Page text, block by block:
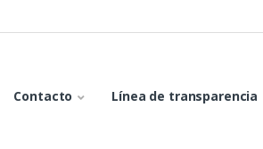
Contacto Línea de transparencia